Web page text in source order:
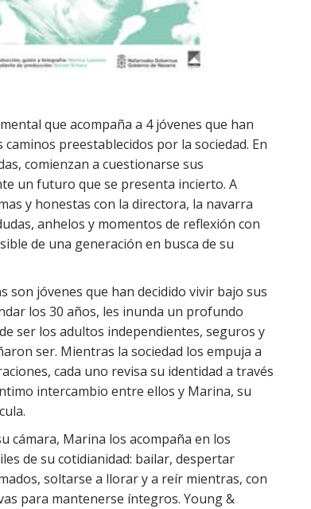
que acompaña a 4 jóvenes que han
preestablecidos por la sociedad. En
comienzan a cuestionarse sus
un futuro que se presenta incierto. A
y honestas con la directora, la navarra
anhelos y momentos de reflexión con
de una generación en busca de su
son jóvenes que han decidido vivir bajo sus
los 30 años, les inunda un profundo
ser los adultos independientes, seguros y
ser. Mientras la sociedad los empuja a
cada uno revisa su identidad a través
intercambio entre ellos y Marina, su
cámara, Marina los acompaña en los
de su cotidianidad: bailar, despertar
soltarse a llorar y a reír mientras, con
para mantenerse íntegros. Young &